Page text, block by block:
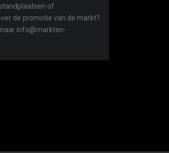
of
de promotie van de markt?
info@markten-